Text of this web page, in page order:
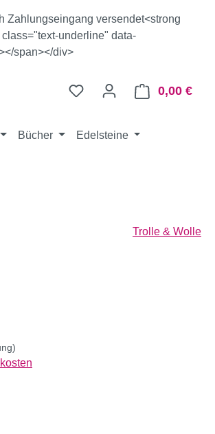
Zahlungseingang versendet<strong
underline" data-
span></div>
0,00 €
Bücher Edelsteine
Trolle & Wolle
von 5 Sternen